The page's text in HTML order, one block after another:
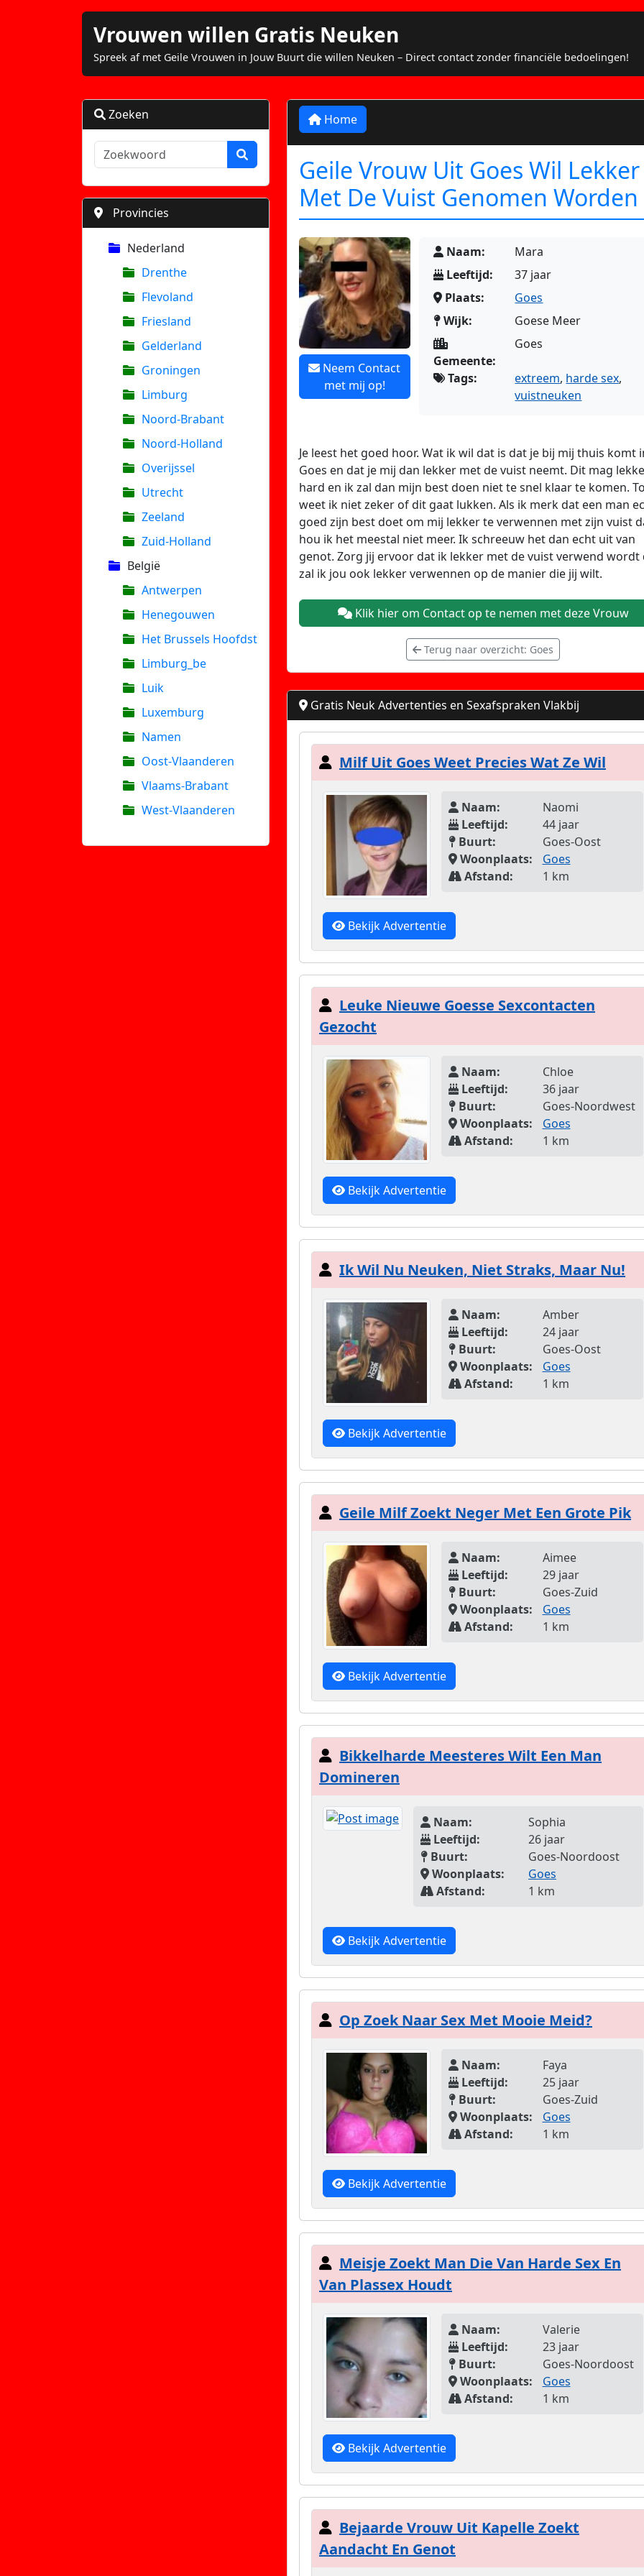
Vrouwen willen Gratis Neuken
Spreek af met Geile Vrouwen in Jouw Buurt die willen Neuken – Direct contact zonder financiële bedoelingen!
Zoeken
Provincies
Nederland
Drenthe
Flevoland
Friesland
Gelderland
Groningen
Limburg
Noord-Brabant
Noord-Holland
Overijssel
Utrecht
Zeeland
Zuid-Holland
België
Antwerpen
Henegouwen
Het Brussels Hoofdst
Limburg_be
Luik
Luxemburg
Namen
Oost-Vlaanderen
Vlaams-Brabant
West-Vlaanderen
Home
Geile Vrouw Uit Goes Wil Lekker
Met De Vuist Genomen Worden
Neem Contact
met mij op!
Naam:
Mara
Leeftijd:
37 jaar
Plaats:
Goes
Wijk:
Goese Meer
Gemeente:
Goes
Tags: extreem, harde sex,
vuistneuken
Je leest het goed hoor. Wat ik wil dat is dat je bij mij thuis komt
Goes en dat je mij dan lekker met de vuist neemt. Dit mag
hard en ik zal dan mijn best doen niet te snel klaar te komen.
weet ik niet zeker of dit gaat lukken. Als ik merk dat een man
goed zijn best doet om mij lekker te verwennen met zijn vuist
hou ik het meestal niet meer. Ik schreeuw het dan echt uit van
genot. Zorg jij ervoor dat ik lekker met de vuist verwend wordt
zal ik jou ook lekker verwennen op de manier die jij wilt.
Klik hier om Contact op te nemen met deze Vrouw
Terug naar overzicht: Goes
Gratis Neuk Advertenties en Sexafspraken Vlakbij
Milf Uit Goes Weet Precies Wat Ze Wil
Naam:
Naomi
Leeftijd:
44 jaar
Buurt:
Goes-Oost
Woonplaats:
Goes
Afstand:
1 km
Bekijk Advertentie
Leuke Nieuwe Goesse Sexcontacten
Gezocht
Naam:
Chloe
Leeftijd:
36 jaar
Buurt:
Goes-Noordwest
Woonplaats:
Goes
Afstand:
1 km
Bekijk Advertentie
Ik Wil Nu Neuken, Niet Straks, Maar Nu!
Naam:
Amber
Leeftijd:
24 jaar
Buurt:
Goes-Oost
Woonplaats:
Goes
Afstand:
1 km
Bekijk Advertentie
Geile Milf Zoekt Neger Met Een Grote Pik
Naam:
Aimee
Leeftijd:
29 jaar
Buurt:
Goes-Zuid
Woonplaats:
Goes
Afstand:
1 km
Bekijk Advertentie
Bikkelharde Meesteres Wilt Een Man
Domineren
Naam:
Sophia
Leeftijd:
26 jaar
Buurt:
Goes-Noordoost
Woonplaats:
Goes
Afstand:
1 km
Bekijk Advertentie
Op Zoek Naar Sex Met Mooie Meid?
Naam:
Faya
Leeftijd:
25 jaar
Buurt:
Goes-Zuid
Woonplaats:
Goes
Afstand:
1 km
Bekijk Advertentie
Meisje Zoekt Man Die Van Harde Sex En
Van Plassex Houdt
Naam:
Valerie
Leeftijd:
23 jaar
Buurt:
Goes-Noordoost
Woonplaats:
Goes
Afstand:
1 km
Bekijk Advertentie
Bejaarde Vrouw Uit Kapelle Zoekt
Aandacht En Genot